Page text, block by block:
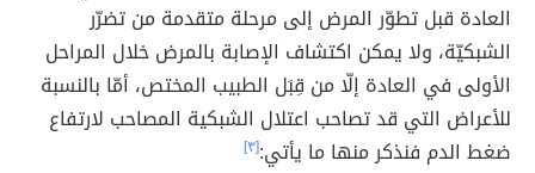
العادة قبل تطوّر المرض إلى مرحلة متقدمة من تضرّر
الشبكيّة، ولا يمكن اكتشاف الإصابة بالمرض خلال المراحل
الأولى في العادة إلّا من قِبَل الطبيب المختص، أمّا بالنسبة
للأعراض التي قد تصاحب اعتلال الشبكية المصاحب لارتفاع
ضغط الدم فنذكر منها ما يأتي:[٣]